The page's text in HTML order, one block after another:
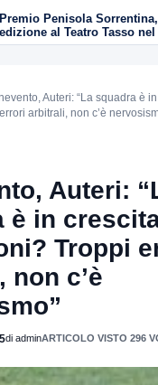
Premio Penisola
edizione al Teatro Tasso
“La Repubblica dei luoghi”
Auteri: “La squadra è
arbitrali, non c’è
Auteri:
è in
Troppi
non c’è
di adminARTICOLO VISTO 296